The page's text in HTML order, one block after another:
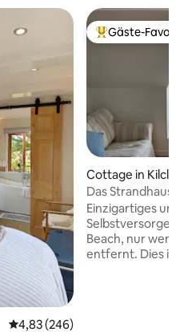
Durchschnittliche Bewertung:
4,83 (246)
Beliebter Gäste-
Gäste-Favorit
Cottage in Kilclief
Das Strandhaus
Einzigartiges und
Selbstversorger-
Beach, nur
entfernt. Dies ist